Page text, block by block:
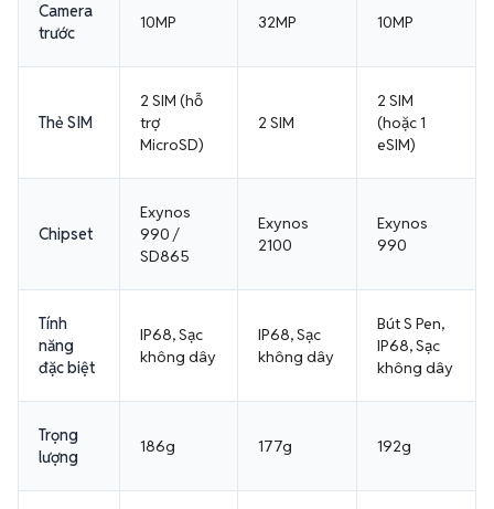
Camera
trước
10MP 32MP 10MP
Thẻ SIM
2 SIM (hỗ
trợ
MicroSD)
2 SIM
2 SIM
(hoặc 1
eSIM)
Chipset
Exynos
990 /
SD865
Exynos
2100
Exynos
990
Tính
năng
đặc biệt
IP68, Sạc
không dây
IP68, Sạc
không dây
Bút S Pen,
IP68, Sạc
không dây
Trọng
lượng
186g 177g 192g